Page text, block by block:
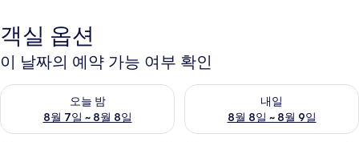
객실 옵션
이 날짜의 예약 가능 여부 확인
오늘 밤
8월 7일 ~ 8월 8일
오늘 밤 예약 가능 여부 확인, 8월 7일 ~ 8월 8일
내일
8월 8일 ~ 8월 9일
내일 예약 가능 여부 확인, 8월